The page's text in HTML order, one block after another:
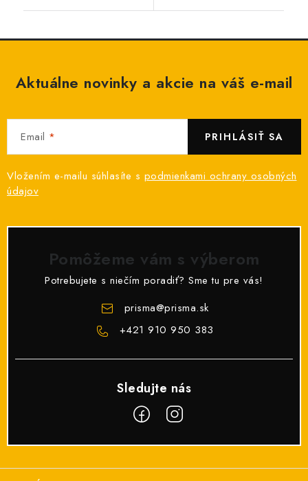
Aktuálne novinky a akcie na váš e-mail
Email
Vložením e-mailu súhlasíte s podmienkami ochrany osobných
údajov
PRIHLÁSIŤ SA
Pomôžeme vám s výberom
Potrebujete s niečím poradiť? Sme tu pre vás!
prisma@prisma.sk
+421 910 950 383
Z
á